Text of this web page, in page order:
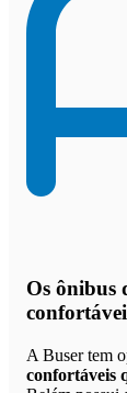
Os ônibus
A Buser tem
confortáveis